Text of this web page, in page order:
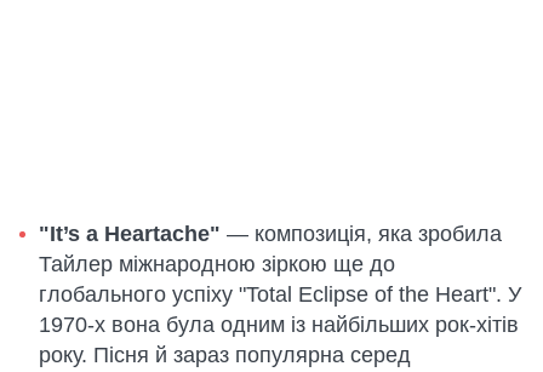
"It’s a Heartache" — композиція, яка зробила
Тайлер міжнародною зіркою ще до
глобального успіху "Total Eclipse of the Heart". У
1970-х вона була одним із найбільших рок-хітів
року. Пісня й зараз популярна серед